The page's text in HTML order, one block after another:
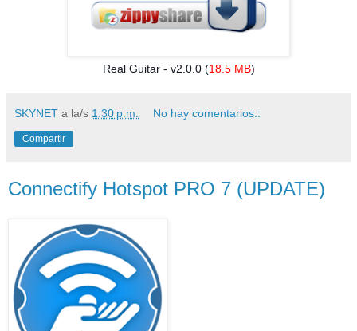
Real Guitar - v2.0.0 (18.5 MB)
SKYNET a la/s 1:30 p.m. No hay comentarios.:
Compartir
Connectify Hotspot PRO 7 (UPDATE)